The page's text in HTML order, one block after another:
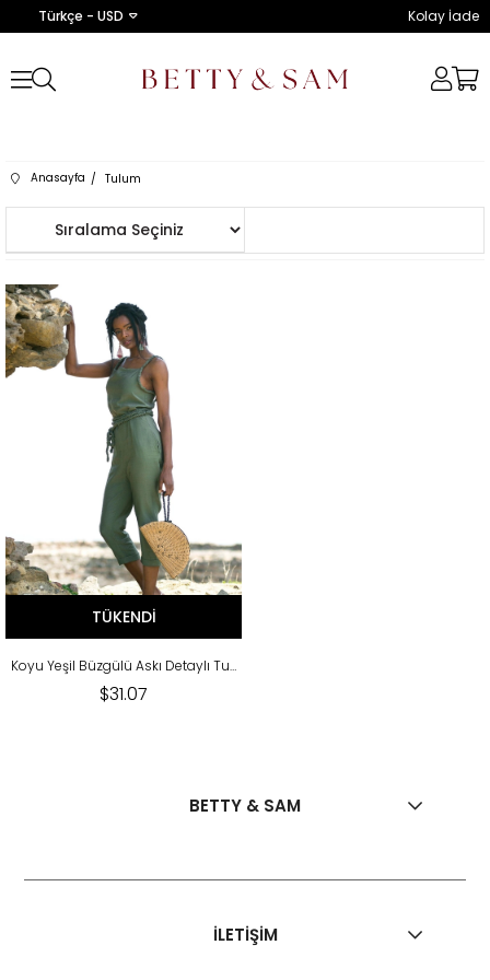
Türkçe - USD Kolay İade
Anasayfa Tulum
TÜKENDI
Koyu Yeşil Büzgülü Askı Detaylı Tulum
$31.07
BETTY & SAM
İLETİŞİM